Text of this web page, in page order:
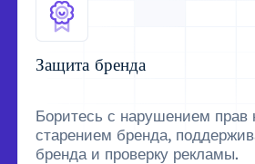
Защита бренда
Боритесь с нарушением прав
старением бренда,
бренда и проверку рекламы.